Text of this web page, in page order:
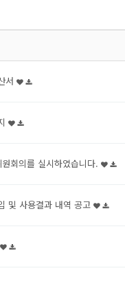
서
회의를 실시하였습니다.
및 사용결과 내역 공고